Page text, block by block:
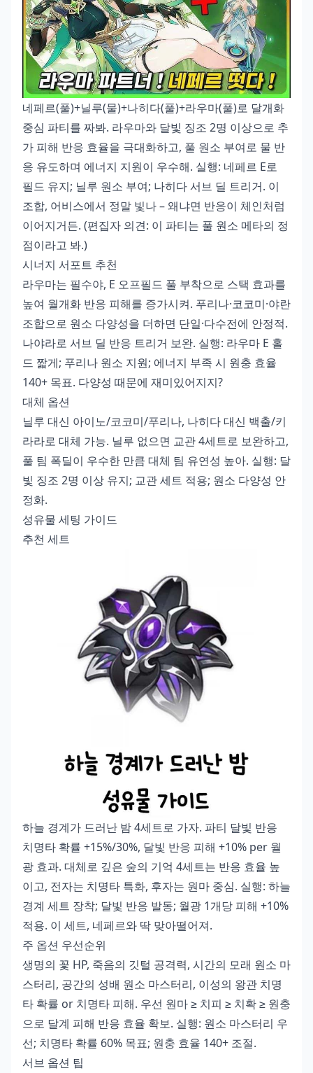
네페르(풀)+닐루(물)+나히다(풀)+라우마(풀)로 달개화
중심 파티를 짜봐. 라우마와 달빛 징조 2명 이상으로 추
가 피해 반응 효율을 극대화하고, 풀 원소 부여로 물 반
응 유도하며 에너지 지원이 우수해. 실행: 네페르 E로
필드 유지; 닐루 원소 부여; 나히다 서브 딜 트리거. 이
조합, 어비스에서 정말 빛나 – 왜냐면 반응이 체인처럼
이어지거든. (편집자 의견: 이 파티는 풀 원소 메타의 정
점이라고 봐.)
시너지 서포트 추천
라우마는 필수야, E 오프필드 풀 부착으로 스택 효과를
높여 월개화 반응 피해를 증가시켜. 푸리나·코코미·야란
조합으로 원소 다양성을 더하면 단일·다수전에 안정적.
나야라로 서브 딜 반응 트리거 보완. 실행: 라우마 E 홀
드 짧게; 푸리나 원소 지원; 에너지 부족 시 원충 효율
140+ 목표. 다양성 때문에 재미있어지지?
대체 옵션
닐루 대신 아이노/코코미/푸리나, 나히다 대신 백출/키
라라로 대체 가능. 닐루 없으면 교관 4세트로 보완하고,
풀 팀 폭딜이 우수한 만큼 대체 팀 유연성 높아. 실행: 달
빛 징조 2명 이상 유지; 교관 세트 적용; 원소 다양성 안
정화.
성유물 세팅 가이드
추천 세트
하늘 경계가 드러난 밤 4세트로 가자. 파티 달빛 반응
치명타 확률 +15%/30%, 달빛 반응 피해 +10% per 월
광 효과. 대체로 깊은 숲의 기억 4세트는 반응 효율 높
이고, 전자는 치명타 특화, 후자는 원마 중심. 실행: 하늘
경계 세트 장착; 달빛 반응 발동; 월광 1개당 피해 +10%
적용. 이 세트, 네페르와 딱 맞아떨어져.
주 옵션 우선순위
생명의 꽃 HP, 죽음의 깃털 공격력, 시간의 모래 원소 마
스터리, 공간의 성배 원소 마스터리, 이성의 왕관 치명
타 확률 or 치명타 피해. 우선 원마 ≥ 치피 ≥ 치확 ≥ 원충
으로 달계 피해 반응 효율 확보. 실행: 원소 마스터리 우
선; 치명타 확률 60% 목표; 원충 효율 140+ 조절.
서브 옵션 팁